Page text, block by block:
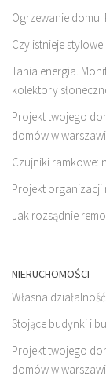
Ogrzewanie domu.
Czy istnieje
Tania energia.
kolektory
Projekt twojego
domów w
Czujniki ramkowe:
Projekt organizacji
Jak rozsądnie
NIERUCHOMOŚCI
Własna działalność
Stojące budynki i
Projekt twojego
domów w